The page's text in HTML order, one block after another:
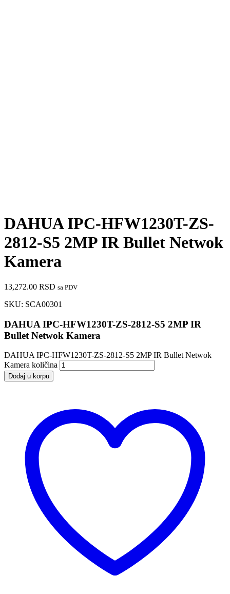
DAHUA IPC-HFW1230T-ZS-
2812-S5 2MP IR Bullet Netwok
Kamera
13,272.00 RSD sa PDV
SKU: SCA00301
DAHUA IPC-HFW1230T-ZS-2812-S5 2MP IR
Bullet Netwok Kamera
DAHUA IPC-HFW1230T-ZS-2812-S5 2MP IR Bullet Netwok
Kamera količina
Dodaj u korpu